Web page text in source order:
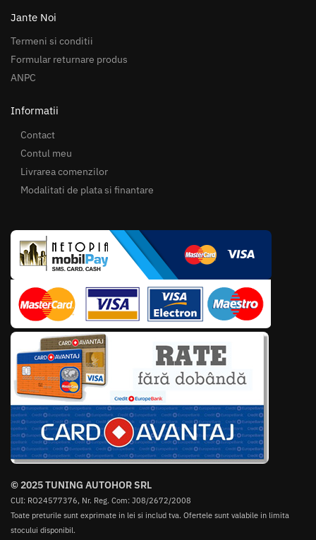
Jante Noi
Termeni si conditii
Formular returnare produs
ANPC
Informatii
Contact
Contul meu
Livrarea comenzilor
Modalitati de plata si finantare
© 2025 TUNING AUTOHOR SRL
CUI: RO24577376, Nr. Reg. Com: J08/2672/2008
Toate preturile sunt exprimate in lei si includ tva. Ofertele sunt valabile in limita
stocului disponibil.